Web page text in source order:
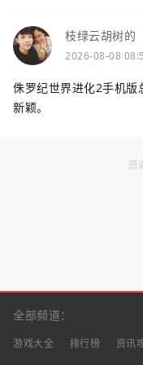
枝绿云胡树的
2026-08-08
侏罗纪世界进化2手机版
新颖。
感
全部频道：
游戏大全 排行榜 资讯